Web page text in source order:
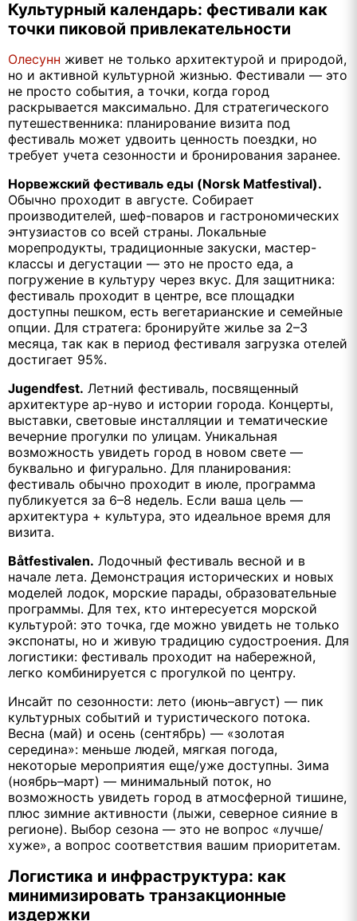
Культурный календарь: фестивали как
точки пиковой привлекательности
Олесунн живет не только архитектурой и природой,
но и активной культурной жизнью. Фестивали — это
не просто события, а точки, когда город
раскрывается максимально. Для стратегического
путешественника: планирование визита под
фестиваль может удвоить ценность поездки, но
требует учета сезонности и бронирования заранее.
Норвежский фестиваль еды (Norsk Matfestival).
Обычно проходит в августе. Собирает
производителей, шеф-поваров и гастрономических
энтузиастов со всей страны. Локальные
морепродукты, традиционные закуски, мастер-
классы и дегустации — это не просто еда, а
погружение в культуру через вкус. Для защитника:
фестиваль проходит в центре, все площадки
доступны пешком, есть вегетарианские и семейные
опции. Для стратега: бронируйте жилье за 2–3
месяца, так как в период фестиваля загрузка отелей
достигает 95%.
Jugendfest. Летний фестиваль, посвященный
архитектуре ар-нуво и истории города. Концерты,
выставки, световые инсталляции и тематические
вечерние прогулки по улицам. Уникальная
возможность увидеть город в новом свете —
буквально и фигурально. Для планирования:
фестиваль обычно проходит в июле, программа
публикуется за 6–8 недель. Если ваша цель —
архитектура + культура, это идеальное время для
визита.
Båtfestivalen. Лодочный фестиваль весной и в
начале лета. Демонстрация исторических и новых
моделей лодок, морские парады, образовательные
программы. Для тех, кто интересуется морской
культурой: это точка, где можно увидеть не только
экспонаты, но и живую традицию судостроения. Для
логистики: фестиваль проходит на набережной,
легко комбинируется с прогулкой по центру.
Инсайт по сезонности: лето (июнь–август) — пик
культурных событий и туристического потока.
Весна (май) и осень (сентябрь) — «золотая
середина»: меньше людей, мягкая погода,
некоторые мероприятия еще/уже доступны. Зима
(ноябрь–март) — минимальный поток, но
возможность увидеть город в атмосферной тишине,
плюс зимние активности (лыжи, северное сияние в
регионе). Выбор сезона — это не вопрос «лучше/
хуже», а вопрос соответствия вашим приоритетам.
Логистика и инфраструктура: как
минимизировать транзакционные
издержки